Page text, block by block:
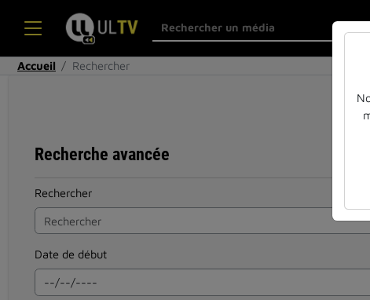
Accueil Rechercher
Recherche avancée
Rechercher
Date de début